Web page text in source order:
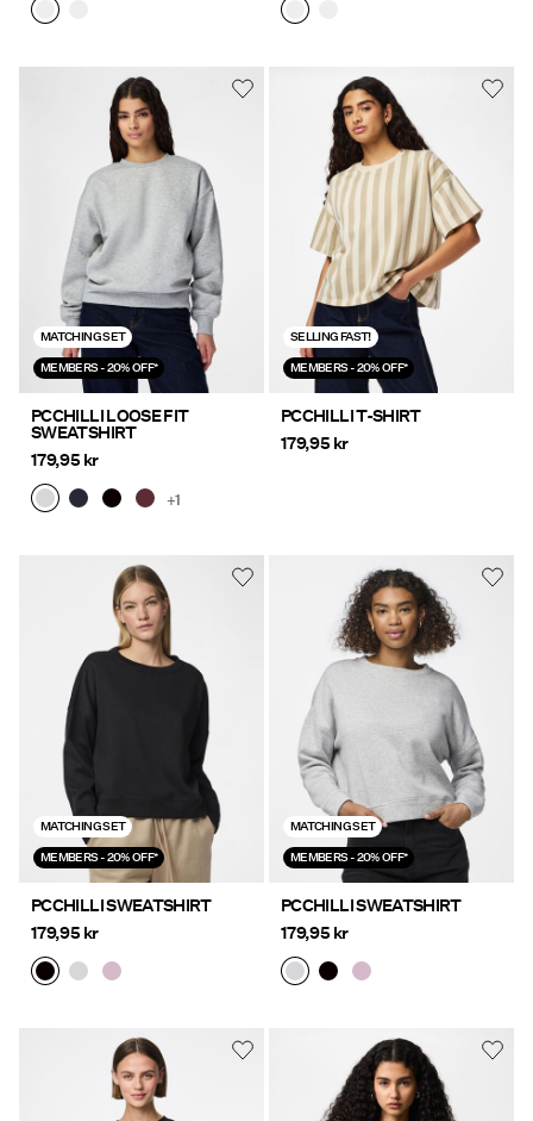
MATCHING SET
MEMBERS - 20% OFF*
PCCHILLI LOOSE FIT
SWEATSHIRT
179,95 kr
+1
SELLING FAST!
MEMBERS - 20% OFF*
PCCHILLI T-SHIRT
179,95 kr
MATCHING SET
MEMBERS - 20% OFF*
PCCHILLI SWEATSHIRT
179,95 kr
MATCHING SET
MEMBERS - 20% OFF*
PCCHILLI SWEATSHIRT
179,95 kr